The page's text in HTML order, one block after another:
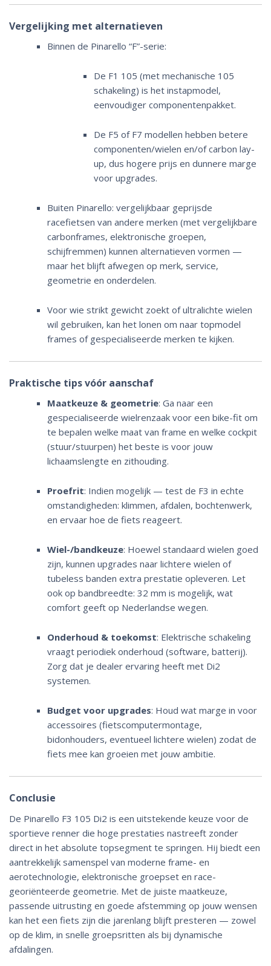
Vergelijking met alternatieven
Binnen de Pinarello “F”-serie:
De F1 105 (met mechanische 105
schakeling) is het instapmodel,
eenvoudiger componentenpakket.
De F5 of F7 modellen hebben betere
componenten/wielen en/of carbon lay-
up, dus hogere prijs en dunnere marge
voor upgrades.
Buiten Pinarello: vergelijkbaar geprijsde
racefietsen van andere merken (met vergelijkbare
carbonframes, elektronische groepen,
schijfremmen) kunnen alternatieven vormen —
maar het blijft afwegen op merk, service,
geometrie en onderdelen.
Voor wie strikt gewicht zoekt of ultralichte wielen
wil gebruiken, kan het lonen om naar topmodel
frames of gespecialiseerde merken te kijken.
Praktische tips vóór aanschaf
Maatkeuze & geometrie: Ga naar een
gespecialiseerde wielrenzaak voor een bike-fit om
te bepalen welke maat van frame en welke cockpit
(stuur/stuurpen) het beste is voor jouw
lichaamslengte en zithouding.
Proefrit: Indien mogelijk — test de F3 in echte
omstandigheden: klimmen, afdalen, bochtenwerk,
en ervaar hoe de fiets reageert.
Wiel-/bandkeuze: Hoewel standaard wielen goed
zijn, kunnen upgrades naar lichtere wielen of
tubeless banden extra prestatie opleveren. Let
ook op bandbreedte: 32 mm is mogelijk, wat
comfort geeft op Nederlandse wegen.
Onderhoud & toekomst: Elektrische schakeling
vraagt periodiek onderhoud (software, batterij).
Zorg dat je dealer ervaring heeft met Di2
systemen.
Budget voor upgrades: Houd wat marge in voor
accessoires (fietscomputermontage,
bidonhouders, eventueel lichtere wielen) zodat de
fiets mee kan groeien met jouw ambitie.
Conclusie
De Pinarello F3 105 Di2 is een uitstekende keuze voor de
sportieve renner die hoge prestaties nastreeft zonder
direct in het absolute topsegment te springen. Hij biedt een
aantrekkelijk samenspel van moderne frame- en
aerotechnologie, elektronische groepset en race-
georiënteerde geometrie. Met de juiste maatkeuze,
passende uitrusting en goede afstemming op jouw wensen
kan het een fiets zijn die jarenlang blijft presteren — zowel
op de klim, in snelle groepsritten als bij dynamische
afdalingen.